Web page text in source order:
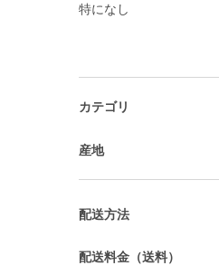
特になし
カテゴリ
産地
配送方法
配送料金（送料）